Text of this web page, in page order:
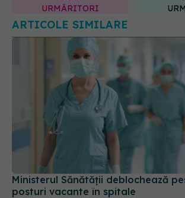
URMĂRITORI
ARTICOLE SIMILARE
Ministerul Sănătății deblochează
posturi vacante în spitale